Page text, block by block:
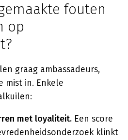
fouten
op
graag ambassadeurs,
mist in. Enkele
met loyaliteit. Een score
klinkt